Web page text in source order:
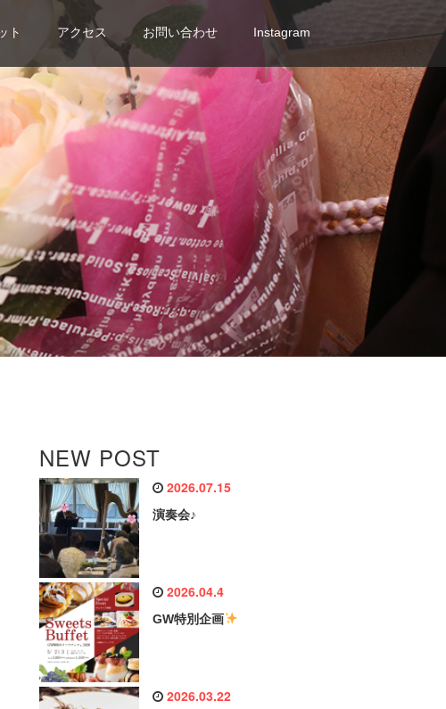
ト アクセス お問い合わせ Instagram
NEW POST
2026.07.15
演奏会♪
2026.04.4
GW特別企画
2026.03.22